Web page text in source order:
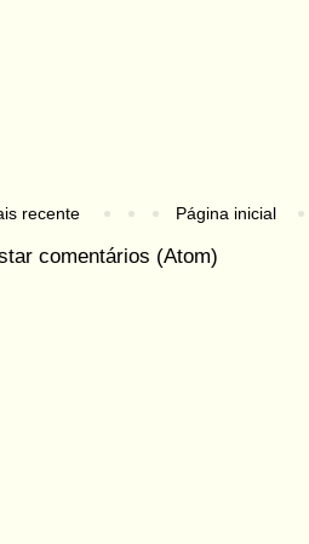
recente Página inicial
comentários (Atom)